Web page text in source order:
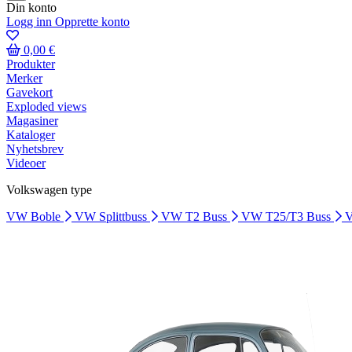
Din konto
Logg inn Opprette konto
0,00 €
Produkter
Merker
Gavekort
Exploded views
Magasiner
Kataloger
Nyhetsbrev
Videoer
Volkswagen type
VW Boble
VW Splittbuss VW T2 Buss VW T25/T3 Buss